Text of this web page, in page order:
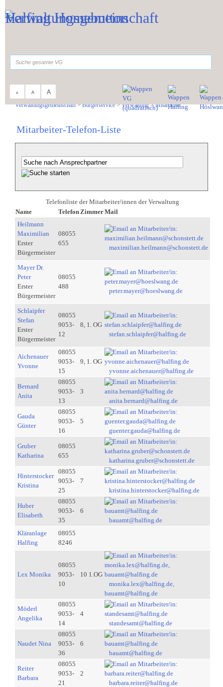
A A A
Verwaltungsgemeinschaft>Bürgerservice>Verwaltung>Mitarbeiter
Mitarbeiter-Telefon-Liste
Telefonliste der Mitarbeiter/innen der Verwaltung
Name
Telefon ZimmerMail
Heilmann
Maximilian
Erster
Bürgermeister
08055
655
maximilian.heilmann@schonstett.de
Mayer Dr.
Peter
Erster
Bürgermeister
08055
488
peter.mayer@hoeslwang.de
Schlaipfer
Stefan
Erster
Bürgermeister
08055
9053-
12
8, 1. OG
stefan.schlaipfer@halfing.de
Aichenauer
Yvonne
08055
9053-
15
9, 1. OG
yvonne.aichenauer@halfing.de
Bernard
Anita
08055
9053-
13
3
anita.bernard@halfing.de
Gauda
Günter
08055
9053-
16
5
guenter.gauda@halfing.de
Gruber
Katharina
08055
655
katharina.gruber@schonstett.de
Hinterstocker
Kristina
08055
9053-
25
7
kristina.hinterstocker@halfing.de
Huber
Elisabeth
08055
9053-
35
6
bauamt@halfing.de
Kläranlage
Halfing
08055
8246
Lex Monika
08055
9053-
10
10 1.OG
monika.lex@halfing.de,
bauamt@halfing.de
Möderl
Angelika
08055
9053-
14
4
standesamt@halfing.de
Naudet Nina
08055
9053-
36
6
bauamt@halfing.de
Reiter
Barbara
08055
9053-
21
2
barbara.reiter@halfing.de